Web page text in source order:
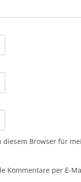
diesem Browser für
Kommentare per E-